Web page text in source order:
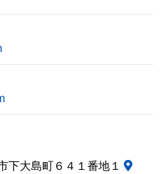
大島町６４１番地１